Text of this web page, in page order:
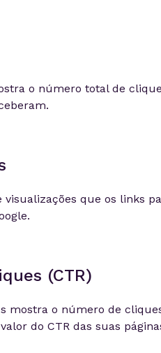
o número total de
visualizações que os links
(CTR)
mostra o número de
do CTR das suas